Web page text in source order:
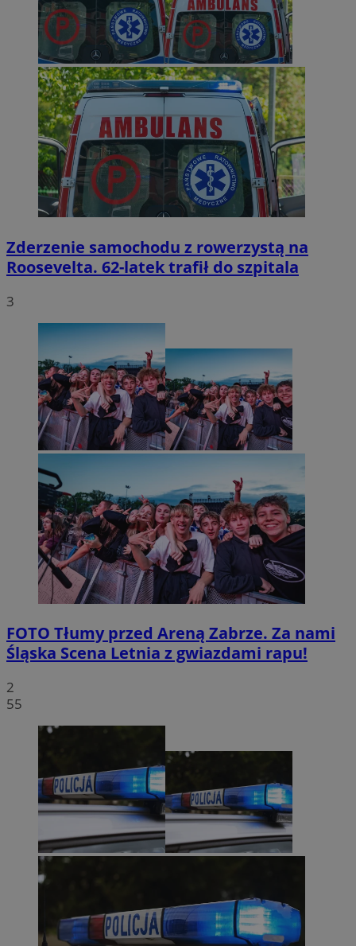
Zderzenie samochodu z rowerzystą na
Roosevelta. 62-latek trafił do szpitala
3
FOTO Tłumy przed Areną Zabrze. Za nami
Śląska Scena Letnia z gwiazdami rapu!
2
55